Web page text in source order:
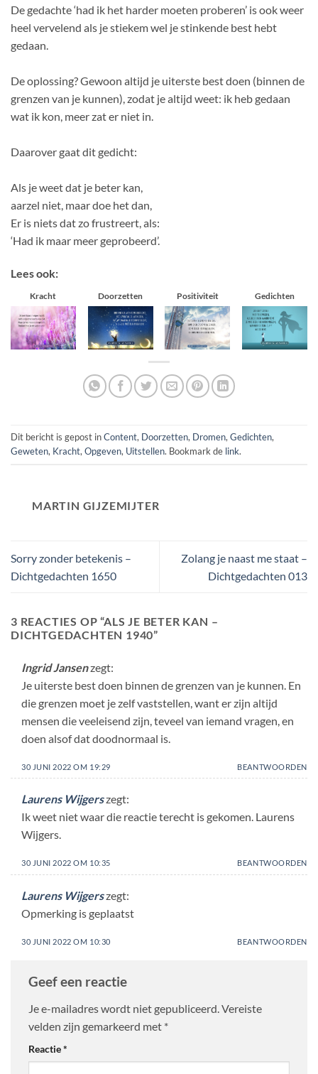
De gedachte ‘had ik het harder moeten proberen’ is ook weer
heel vervelend als je stiekem wel je stinkende best hebt
gedaan.
De oplossing? Gewoon altijd je uiterste best doen (binnen de
grenzen van je kunnen), zodat je altijd weet: ik heb gedaan
wat ik kon, meer zat er niet in.
Daarover gaat dit gedicht:
Als je weet dat je beter kan,
aarzel niet, maar doe het dan,
Er is niets dat zo frustreert, als:
‘Had ik maar meer geprobeerd’.
Lees ook:
Kracht Doorzetten Positiviteit Gedichten
Dit bericht is gepost inContent, Doorzetten, Dromen, Gedichten,
Geweten, Kracht, Opgeven, Uitstellen. Bookmark de link.
MARTIN GIJZEMIJTER
Sorry zonder betekenis –
Dichtgedachten 1650
Zolang je naast me staat –
Dichtgedachten 013
3 REACTIES OP “ALS JE BETER KAN –
DICHTGEDACHTEN 1940”
Ingrid Jansenzegt:
Je uiterste best doen binnen de grenzen van je kunnen. En
die grenzen moet je zelf vaststellen, want er zijn altijd
mensen die veeleisend zijn, teveel van iemand vragen, en
doen alsof dat doodnormaal is.
30 JUNI 2022 OM 19:29 BEANTWOORDEN
Laurens Wijgerszegt:
Ik weet niet waar die reactie terecht is gekomen. Laurens
Wijgers.
30 JUNI 2022 OM 10:35 BEANTWOORDEN
Laurens Wijgerszegt:
Opmerking is geplaatst
30 JUNI 2022 OM 10:30 BEANTWOORDEN
Geef een reactie
Je e-mailadres wordt niet gepubliceerd.Vereiste
velden zijn gemarkeerd met *
Reactie*